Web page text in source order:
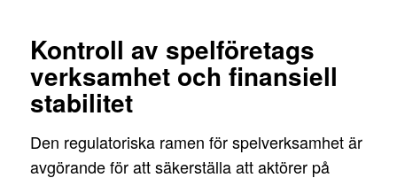
Kontroll av spelföretags
verksamhet och finansiell
stabilitet
Den regulatoriska ramen för spelverksamhet är
avgörande för att säkerställa att aktörer på